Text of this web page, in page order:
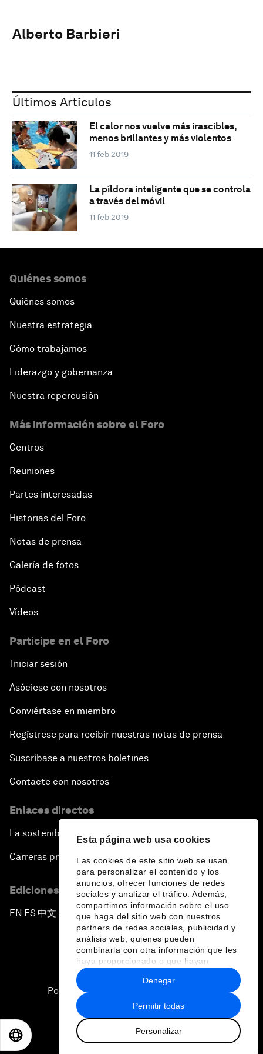
Esta página web usa cookies
Las cookies de este sitio web se usan
para personalizar el contenido y los
anuncios, ofrecer funciones de redes
sociales y analizar el tráfico. Además,
compartimos información sobre el uso
que haga del sitio web con nuestros
partners de redes sociales, publicidad y
análisis web, quienes pueden
combinarla con otra información que les
haya proporcionado o que hayan
recopilado a partir del uso que haya
hecho de sus servicios.
Permitir todas
Personalizar
Denegar
Alberto Barbieri
Últimos Artículos
El calor nos vuelve más irascibles,
menos brillantes y más violentos
11 feb 2019
La píldora inteligente que se controla
a través del móvil
11 feb 2019
Quiénes somos
Quiénes somos
Nuestra estrategia
Cómo trabajamos
Liderazgo y gobernanza
Nuestra repercusión
Más información sobre el Foro
Centros
Reuniones
Partes interesadas
Historias del Foro
Notas de prensa
Galería de fotos
Pódcast
Vídeos
Participe en el Foro
Iniciar sesión
Asóciese con nosotros
Conviértase en miembro
Regístrese para recibir nuestras notas de prensa
Suscríbase a nuestros boletines
Contacte con nosotros
Enlaces directos
La sostenibilidad en el Foro
Carreras profesionales
Ediciones en otros idiomas
EN ▪ES▪中文▪ 日本語
Política de privacidad y normas de uso
Sitemap
2026 Foro Económico Mundial